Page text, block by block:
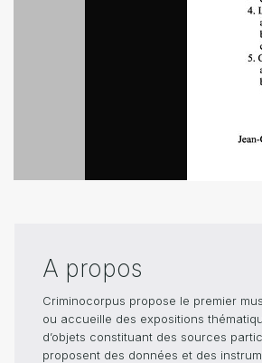
A propos
Criminocorpus propose le premier
ou accueille des expositions
d’objets constituant des sources
proposent des données et des